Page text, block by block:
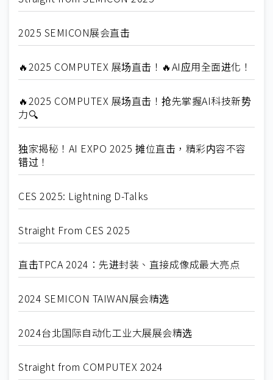
2025 SEMICON展会直击
🔥2025 COMPUTEX 展场直击！🔥AI应用全面进化！
🔥2025 COMPUTEX 展场直击！抢先掌握AI科技新势
力🔍
独家揭秘！AI EXPO 2025 摊位直击，精彩内容不容
错过！
CES 2025: Lightning D-Talks
Straight From CES 2025
直击TPCA 2024：先进封装、直接成像成最大亮点
2024 SEMICON TAIWAN展会精选
2024台北国际自动化工业大展展会精选
Straight from COMPUTEX 2024